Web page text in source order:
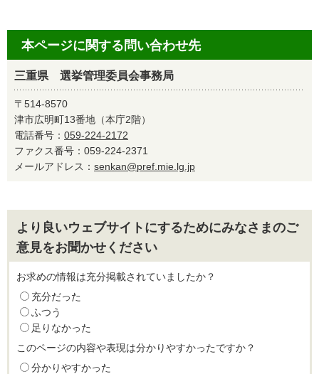
本ページに関する問い合わせ先
三重県 選挙管理委員会事務局
〒514-8570
津市広明町13番地（本庁2階）
電話番号： 059-224-2172
ファクス番号：059-224-2371
メールアドレス： senkan@pref.mie.lg.jp
より良いウェブサイトにするためにみなさまのご
意見をお聞かせください
お求めの情報は充分掲載されていましたか？
充分だった
ふつう
足りなかった
このページの内容や表現は分かりやすかったですか？
分かりやすかった